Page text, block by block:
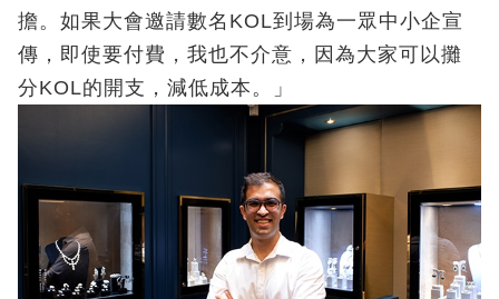
擔。如果大會邀請數名KOL到場為一眾中小企宣
傳，即使要付費，我也不介意，因為大家可以攤
分KOL的開支，減低成本。」